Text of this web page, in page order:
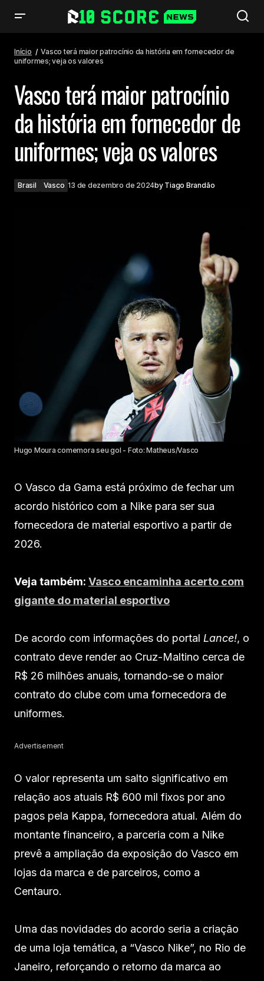
veja os valores
Início
Vasco terá maior patrocínio da história em fornecedor de
uniformes; veja os valores
Vasco terá maior patrocínio
da história em fornecedor de
uniformes; veja os valores
Brasil Vasco 13 de dezembro de 2024by Tiago Brandão
Hugo Moura comemora seu gol - Foto: Matheus/Vasco
O Vasco da Gama está próximo de fechar um
acordo histórico com a Nike para ser sua
fornecedora de material esportivo a partir de
2026.
Veja também: Vasco encaminha acerto com
gigante do material esportivo
De acordo com informações do portal Lance!, o
contrato deve render ao Cruz-Maltino cerca de
R$ 26 milhões anuais, tornando-se o maior
contrato do clube com uma fornecedora de
uniformes.
Advertisement
O valor representa um salto significativo em
relação aos atuais R$ 600 mil fixos por ano
pagos pela Kappa, fornecedora atual. Além do
montante financeiro, a parceria com a Nike
prevê a ampliação da exposição do Vasco em
lojas da marca e de parceiros, como a
Centauro.
Uma das novidades do acordo seria a criação
de uma loja temática, a “Vasco Nike”, no Rio de
Janeiro, reforçando o retorno da marca ao